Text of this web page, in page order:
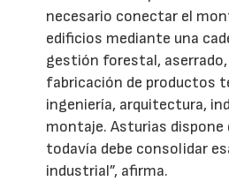
necesario conectar el
edificios mediante una
gestión forestal, aserrado,
fabricación de productos
ingeniería, arquitectura,
montaje. Asturias dispone
todavía debe consolidar
industrial”, afirma.